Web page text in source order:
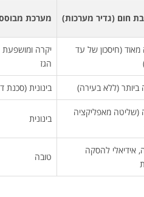
חום (גדיר מערכות) מערכת
מאוד (חיסכון של עד
יקרה ומושפעת
הגז
ביותר (ללא בעירה) בינונית (סכנת
(שליטה מאפליקציה
בינונית
אידיאלי להסקה
טובה